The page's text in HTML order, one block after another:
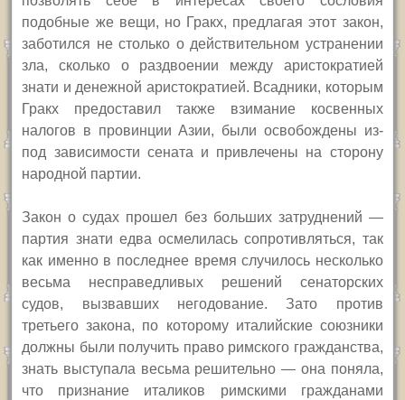
подобные же вещи, но Гракх, предлагая этот закон,
заботился не столько о действительном устранении
зла, сколько о раздвоении между аристократией
знати и денежной аристократией. Всадники, которым
Гракх предоставил также взимание косвенных
налогов в провинции Азии, были освобождены из-
под зависимости сената и привлечены на сторону
народной партии.
Закон о судах прошел без больших затруднений —
партия знати едва осмелилась сопротивляться, так
как именно в последнее время случилось несколько
весьма несправедливых решений сенаторских
судов, вызвавших негодование. Зато против
третьего закона, по которому италийские союзники
должны были получить право римского гражданства,
знать выступала весьма решительно — она поняла,
что признание италиков римскими гражданами